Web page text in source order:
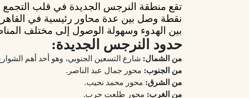
تقع منطقة النرجس الجديدة في قلب
نقطة وصل بين عدة محاور رئيسية في
بين الهدوء وسهولة الوصول إلى مختلف
حدود النرجس الجديدة:
من الشمال: شارع التسعين الجنوبي، وهو أحد أهم
من الجنوب: محور جمال عبد الناصر.
من الشرق: محور محمد نجيب.
من الغرب: محور طلعت حرب.